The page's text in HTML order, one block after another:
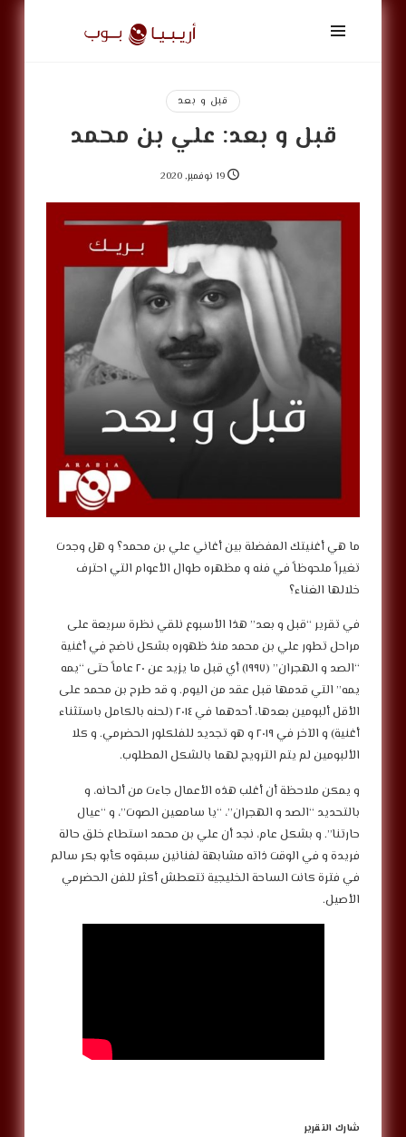
أريبيا
بوب
ArabiaPopقبل و بعد
قبل و بعد: علي بن محمد
19 نوفمبر, 2020
ما هي أغنيتك المفضلة بين أغاني علي بن محمد؟ و هل وجدت
تغيراً ملحوظاً في فنه و مظهره طوال الأعوام التي احترف
خلالها الغناء؟
في تقرير “قبل و بعد” هذا الأسبوع نلقي نظرة سريعة على
مراحل تطور علي بن محمد منذ ظهوره بشكل ناضج في أغنية
“الصد و الهجران” (١٩٩٧) أي قبل ما يزيد عن ٢٠ عاماً حتى “يمه
يمه” التي قدمها قبل عقد من اليوم. و قد طرح بن محمد على
الأقل ألبومين بعدها، أحدهما في ٢٠١٤ (لحنه بالكامل باستثناء
أغنية) و الآخر في ٢٠١٩ و هو تجديد للفلكلور الحضرمي. و كلا
الألبومين لم يتم الترويج لهما بالشكل المطلوب.
و يمكن ملاحظة أن أغلب هذه الأعمال جاءت من ألحانه، و
بالتحديد “الصد و الهجران”، “يا سامعين الصوت”، و “عيال
حارتنا”. و بشكل عام، نجد أن علي بن محمد استطاع خلق حالة
فريدة و في الوقت ذاته مشابهة لفنانين سبقوه كأبو بكر سالم
في فترة كانت الساحة الخليجية تتعطش أكثر للفن الحضرمي
الأصيل.
شارك التقرير